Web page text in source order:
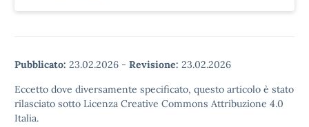
Pubblicato: 23.02.2026 - Revisione: 23.02.2026
Eccetto dove diversamente specificato, questo articolo è stato
rilasciato sotto Licenza Creative Commons Attribuzione 4.0
Italia.